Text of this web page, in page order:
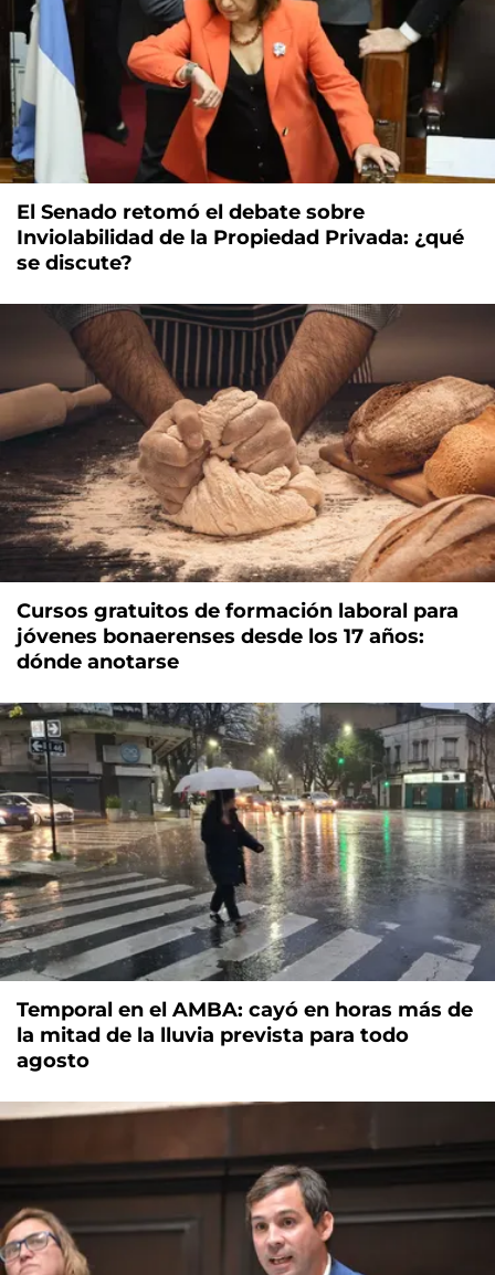
El Senado retomó el debate sobre
Inviolabilidad de la Propiedad Privada: ¿qué
se discute?
Cursos gratuitos de formación laboral para
jóvenes bonaerenses desde los 17 años:
dónde anotarse
Temporal en el AMBA: cayó en horas más de
la mitad de la lluvia prevista para todo
agosto